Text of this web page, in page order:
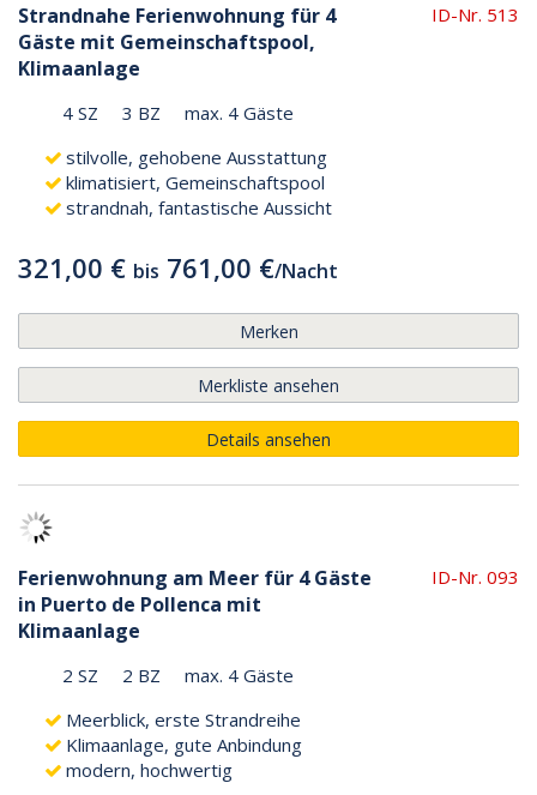
Strandnahe Ferienwohnung für 4
Gäste mit Gemeinschaftspool,
Klimaanlage
ID-Nr. 513
4 SZ 3 BZ
max. 4 Gäste
stilvolle, gehobene Ausstattung
klimatisiert, Gemeinschaftspool
strandnah, fantastische Aussicht
321,00 € bis 761,00 €/Nacht
Merken
Merkliste ansehen
Details ansehen
Ferienwohnung am Meer für 4 Gäste
in Puerto de Pollenca mit
Klimaanlage
ID-Nr. 093
2 SZ 2 BZ
max. 4 Gäste
Meerblick, erste Strandreihe
Klimaanlage, gute Anbindung
modern, hochwertig